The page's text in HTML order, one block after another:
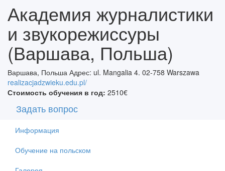
Академия журналистики
и звукорежиссуры
(Варшава, Польша)
Варшава, Польша Адрес: ul. Mangalia 4. 02-758 Warszawa
realizacjadzwieku.edu.pl/
Стоимость обучения в год: 2510€
Задать вопрос
Информация
Обучение на польском